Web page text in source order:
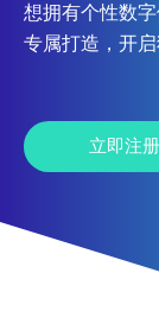
想拥有个性数
专属打造，开启
立即注册